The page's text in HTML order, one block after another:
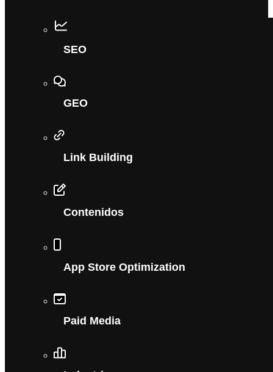
SEO
GEO
Link Building
Contenidos
App Store Optimization
Paid Media